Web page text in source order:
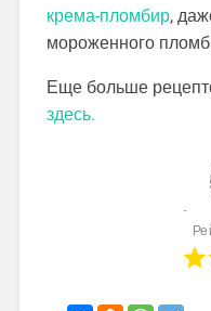
крема-пломбир,
мороженного
Еще больше
здесь.